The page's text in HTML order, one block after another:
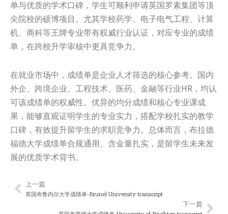
单与优质的学术口碑，学生可顺利申请英国罗素集团等顶
尖院校的硕博项目。尤其学校药学、电子电气工程、计算
机、商科等王牌专业带有权威行业认证，对应专业的成绩
单，在跨校升学审核中更具竞争力。
在就业市场中，成绩单是企业人才筛选的核心参考。国内
外企、跨境企业、工程技术、医药、金融等行业HR，均认
可该成绩单的权威性。优异的均分成绩和核心专业课成
果，能够直观证明学生的专业实力，搭配学校扎实的教学
口碑，有效提升留学生的求职竞争力。总体而言，布拉德
福德大学成绩单合规通用、含金量扎实，是留学生未来发
展的优质学术背书。
Prev
上一篇
英国布鲁内尔大学成绩单-Brunel University transcript
下一篇